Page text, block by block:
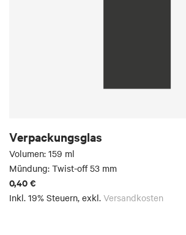
Verpackungsglas
Volumen: 159 ml
Mündung: Twist-off 53 mm
0,40 €
Inkl. 19% Steuern, exkl. Versandkosten